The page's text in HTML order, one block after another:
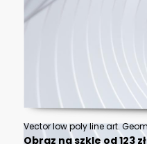
Obraz na szkle od 123 zł